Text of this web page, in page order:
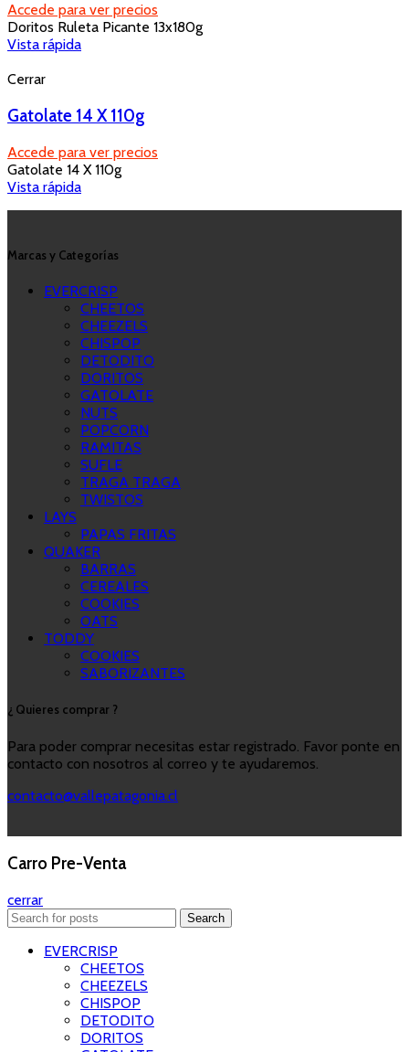
Accede para ver precios
Doritos Ruleta Picante 13x180g
Vista rápida
Cerrar
Gatolate 14 X 110g
Accede para ver precios
Gatolate 14 X 110g
Vista rápida
Marcas y Categorías
EVERCRISP
CHEETOS
CHEEZELS
CHISPOP
DETODITO
DORITOS
GATOLATE
NUTS
POPCORN
RAMITAS
SUFLE
TRAGA TRAGA
TWISTOS
LAYS
PAPAS FRITAS
QUAKER
BARRAS
CEREALES
COOKIES
OATS
TODDY
COOKIES
SABORIZANTES
¿ Quieres comprar ?
Para poder comprar necesitas estar registrado. Favor ponte en
contacto con nosotros al correo y te ayudaremos.
contacto@vallepatagonia.cl
Carro Pre-Venta
cerrar
Search
EVERCRISP
CHEETOS
CHEEZELS
CHISPOP
DETODITO
DORITOS